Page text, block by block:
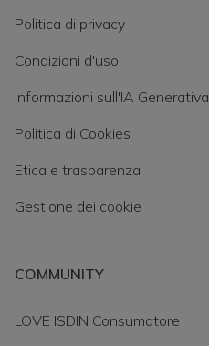
Politica di privacy
Condizioni d'uso
Informazioni sull'IA Generativa
Politica di Cookies
Etica e trasparenza
Gestione dei cookie
COMMUNITY
LOVE ISDIN Consumatore